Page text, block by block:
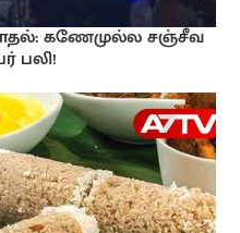
கணேமுல்ல சஞ்சீவ
பலி!